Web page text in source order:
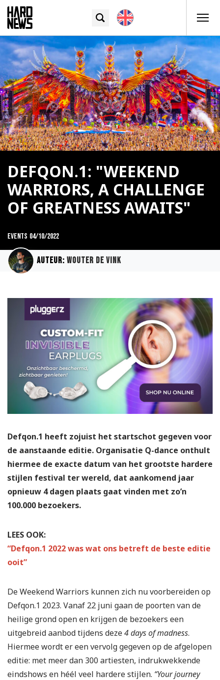
DEFQON.1: "WEEKEND
WARRIORS, A CHALLENGE
OF GREATNESS AWAITS"
Events 04/10/2022
Auteur: Wouter de Vink
Defqon.1 heeft zojuist het startschot gegeven voor
de aanstaande editie. Organisatie Q-dance onthult
hiermee de exacte datum van het grootste hardere
stijlen festival ter wereld, dat aankomend jaar
opnieuw 4 dagen plaats gaat vinden met zo’n
100.000 bezoekers.
LEES OOK:
“Defqon.1 2022 was wat ons betreft de beste editie
ooit”
De Weekend Warriors kunnen zich nu voorbereiden op
Defqon.1 2023. Vanaf 22 juni gaan de poorten van de
heilige grond open en krijgen de bezoekers een
uitgebreid aanbod tijdens deze4 days of madness.
Hiermee wordt er een vervolg gegeven op de afgelopen
editie: met meer dan 300 artiesten, indrukwekkende
eindshows en héél veel hardere stijlen. “Your journey